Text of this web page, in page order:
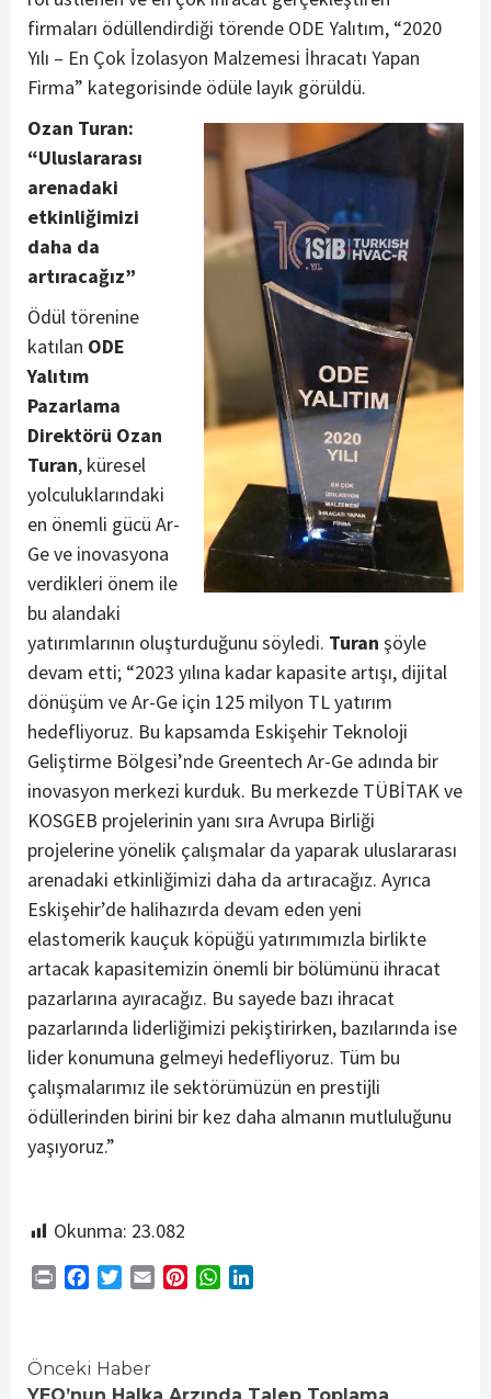
firmaları ödüllendirdiği törende ODE Yalıtım, “2020
Yılı – En Çok İzolasyon Malzemesi İhracatı Yapan
Firma” kategorisinde ödüle layık görüldü.
Ozan Turan:
“Uluslararası
arenadaki
etkinliğimizi
daha da
artıracağız”
Ödül törenine
katılan ODE
Yalıtım
Pazarlama
Direktörü Ozan
Turan, küresel
yolculuklarındaki
en önemli gücü Ar-
Ge ve inovasyona
verdikleri önem ile
bu alandaki
yatırımlarının oluşturduğunu söyledi. Turan şöyle
devam etti; “2023 yılına kadar kapasite artışı, dijital
dönüşüm ve Ar-Ge için 125 milyon TL yatırım
hedefliyoruz. Bu kapsamda Eskişehir Teknoloji
Geliştirme Bölgesi’nde Greentech Ar-Ge adında bir
inovasyon merkezi kurduk. Bu merkezde TÜBİTAK ve
KOSGEB projelerinin yanı sıra Avrupa Birliği
projelerine yönelik çalışmalar da yaparak uluslararası
arenadaki etkinliğimizi daha da artıracağız. Ayrıca
Eskişehir’de halihazırda devam eden yeni
elastomerik kauçuk köpüğü yatırımımızla birlikte
artacak kapasitemizin önemli bir bölümünü ihracat
pazarlarına ayıracağız. Bu sayede bazı ihracat
pazarlarında liderliğimizi pekiştirirken, bazılarında ise
lider konumuna gelmeyi hedefliyoruz. Tüm bu
çalışmalarımız ile sektörümüzün en prestijli
ödüllerinden birini bir kez daha almanın mutluluğunu
yaşıyoruz.”
Okunma: 23.082
Print FacebookTwitterEmail PinterestWhatsApp
Continue
Önceki Haber